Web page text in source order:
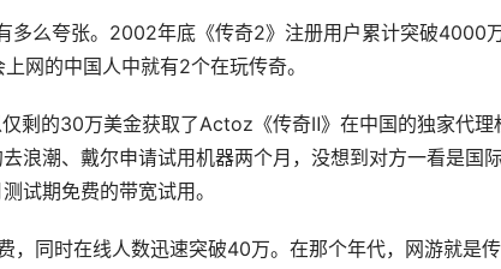
么夸张。2002年底《传奇2》注册用户累计突破4000万
网的中国人中就有2个在玩传奇。
剩的30万美金获取了Actoz《传奇Ⅱ》在中国的独家代理
浪潮、戴尔申请试用机器两个月，没想到对方一看是国
试期免费的带宽试用。
，同时在线人数迅速突破40万。在那个年代，网游就是传